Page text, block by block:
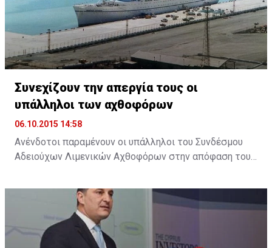
θα υπάρχει ακόμη μεγαλύτερη αξιοποίηση του
επιστημονικού προσωπικού ...
Συνεχίζουν την απεργία τους οι
υπάλληλοι των αχθοφόρων
06.10.2015 14:58
Ανένδοτοι παραμένουν οι υπάλληλοι του Συνδέσμου
Αδειούχων Λιμενικών Αχθοφόρων στην απόφαση τους
άμεση καταβολή της αποζημίωσης που συμφωνήθηκε,
στο πλαίσιο της εμπορικοποίησης των υπηρεσιών του
λιμανιού.